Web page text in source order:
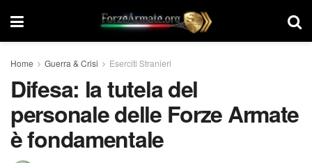
Home Guerra & Crisi Eserciti Stranieri
Difesa: la tutela del
personale delle Forze Armate
è fondamentale